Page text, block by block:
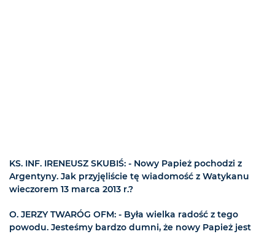
KS. INF. IRENEUSZ SKUBIŚ: - Nowy Papież pochodzi z
Argentyny. Jak przyjęliście tę wiadomość z Watykanu
wieczorem 13 marca 2013 r.?
O. JERZY TWARÓG OFM: - Była wielka radość z tego
powodu. Jesteśmy bardzo dumni, że nowy Papież jest